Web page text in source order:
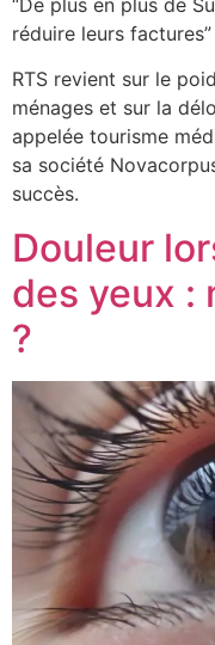
“De plus en plus de
réduire leurs factures”
RTS revient sur le
ménages et sur la
appelée tourisme
sa société
succès.
Douleur
des yeux :
?